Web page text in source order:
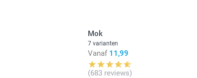
Mok
7 varianten
Vanaf 11,99
(683 reviews)